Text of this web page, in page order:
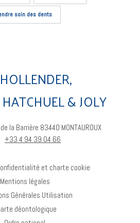
soin des dents
& JOLY
la Barrière 83440 MONTAUROUX
+33 4 94 39 04 66
et charte cookie
Mentions légales
Générales Utilisation
déontologique